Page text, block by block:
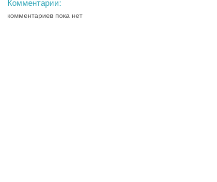
Комментарии:
комментариев пока нет